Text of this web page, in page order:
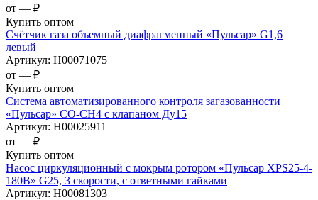
от — ₽
Купить оптом
Счётчик газа объемный диафрагменный «Пульсар» G1,6
левый
Артикул: Н00071075
от — ₽
Купить оптом
Система автоматизированного контроля загазованности
«Пульсар» CO-CH4 c клапаном Ду15
Артикул: Н00025911
от — ₽
Купить оптом
Насос циркуляционный с мокрым ротором «Пульсар XPS25-4-
180В» G25, 3 скорости, с ответными гайками
Артикул: Н00081303